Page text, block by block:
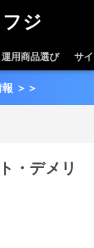
ジ
運用商品選び サ
＞＞
・デメリ